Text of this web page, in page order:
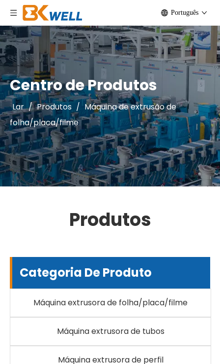
Português
Centro de Produtos
Lar / Produtos / Máquina de extrusão de
folha/placa/filme
Produtos
Categoria De Produto
Máquina extrusora de folha/placa/filme
Máquina extrusora de tubos
Máquina extrusora de perfil